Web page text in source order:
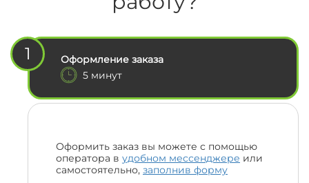
1
Оформление заказа
5 минут
Оформить заказ вы можете с помощью
оператора в удобном мессенджере или
самостоятельно, заполнив форму